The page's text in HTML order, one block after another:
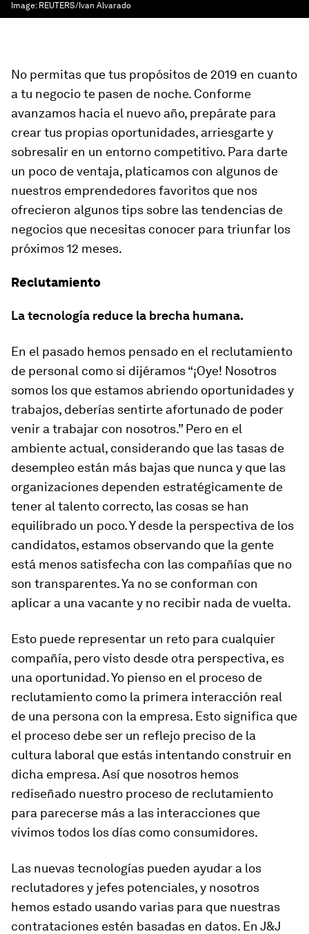
Image: REUTERS/Ivan Alvarado
No permitas que tus propósitos de 2019 en cuanto
a tu negocio te pasen de noche. Conforme
avanzamos hacia el nuevo año, prepárate para
crear tus propias oportunidades, arriesgarte y
sobresalir en un entorno competitivo. Para darte
un poco de ventaja, platicamos con algunos de
nuestros emprendedores favoritos que nos
ofrecieron algunos tips sobre las tendencias de
negocios que necesitas conocer para triunfar los
próximos 12 meses.
Reclutamiento
La tecnología reduce la brecha humana.
En el pasado hemos pensado en el reclutamiento
de personal como si dijéramos “¡Oye! Nosotros
somos los que estamos abriendo oportunidades y
trabajos, deberías sentirte afortunado de poder
venir a trabajar con nosotros.” Pero en el
ambiente actual, considerando que las tasas de
desempleo están más bajas que nunca y que las
organizaciones dependen estratégicamente de
tener al talento correcto, las cosas se han
equilibrado un poco. Y desde la perspectiva de los
candidatos, estamos observando que la gente
está menos satisfecha con las compañías que no
son transparentes. Ya no se conforman con
aplicar a una vacante y no recibir nada de vuelta.
Esto puede representar un reto para cualquier
compañía, pero visto desde otra perspectiva, es
una oportunidad. Yo pienso en el proceso de
reclutamiento como la primera interacción real
de una persona con la empresa. Esto significa que
el proceso debe ser un reflejo preciso de la
cultura laboral que estás intentando construir en
dicha empresa. Así que nosotros hemos
rediseñado nuestro proceso de reclutamiento
para parecerse más a las interacciones que
vivimos todos los días como consumidores.
Las nuevas tecnologías pueden ayudar a los
reclutadores y jefes potenciales, y nosotros
hemos estado usando varias para que nuestras
contrataciones estén basadas en datos. En J&J